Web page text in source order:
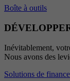
Boîte à outils
Inévitablement,
Nous avons des
Solutions de